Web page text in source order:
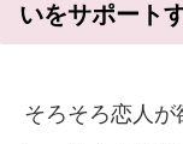
いをサポート
そろそろ恋人